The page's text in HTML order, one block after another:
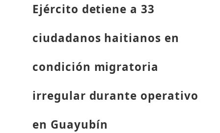
Ejército detiene a 33
ciudadanos haitianos en
condición migratoria
irregular durante operativo
en Guayubín